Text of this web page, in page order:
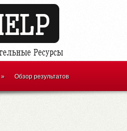
» Обзор результатов